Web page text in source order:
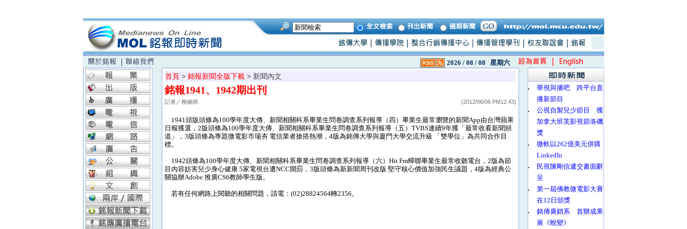
2026 / 08 / 08 星期六
首頁 > 銘報新聞全版下載 > 新聞內文
銘報1941、1942期出刊
記者／柳婉棋 (2012/06/06 PM12:43)
1941頭版頭條為100學年度大傳、新聞相關科系畢業生問卷調查系列報導（四）畢業生最常瀏覽的新聞App由台灣蘋果
日報獲選，2版頭條為100學年度大傳、新聞相關科系畢業生問卷調查系列報導（五）TVBS連續9年獲「最常收看新聞頻
道」，3版頭條為專題微電影市場夯 電信業者搶搭熱潮，4版為銘傳大學與廈門大學交流升級 「雙學位」為共同合作目
標。
1942頭條為100學年度大傳、新聞相關科系畢業生問卷調查系列報導（六）Hit Fm蟬聯畢業生最常收聽電台，2版為節
目內容妨害兒少身心健康 5家電視台遭NCC開罰，3版頭條為新新聞周刊改版 堅守核心價值加強民生議題，4版為經典公
關協辦Adobe 推廣CS6教師學生版。
若有任何網路上閱聽的相關問題，請電：(02)28824564轉2356。
‧
華視與播吧 跨平台直
播新節目
‧
公視自製兒少節目 獲
加拿大班芙影視節洛磯
獎
‧
微軟以262億美元併購
LinkedIn
‧
民視陳剛信遞交書面辭
呈
‧
第一屆佛教微電影大賽
在12日頒獎
‧
銘傳廣銷系 首辦成果
展《蛻變》